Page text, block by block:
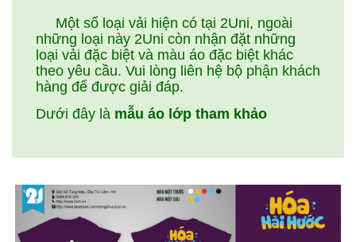
Một số loại vải hiện có tại 2Uni, ngoài
những loại này 2Uni còn nhận đặt những
loại vải đặc biệt và màu áo đặc biệt khác
theo yêu cầu. Vui lòng liên hệ bộ phận khách
hàng để được giải đáp.
Dưới đây là mẫu áo lớp tham khảo